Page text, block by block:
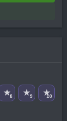
★8 ★9 ★10